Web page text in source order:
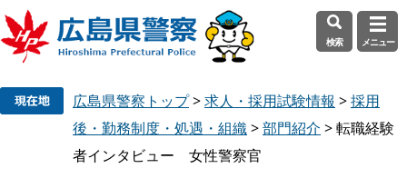
検索 メニュー
広島県警察トップ>求人・採用試験情報 >採用
後・勤務制度・処遇・組織>部門紹介 >転職経験
者インタビュー 女性警察官